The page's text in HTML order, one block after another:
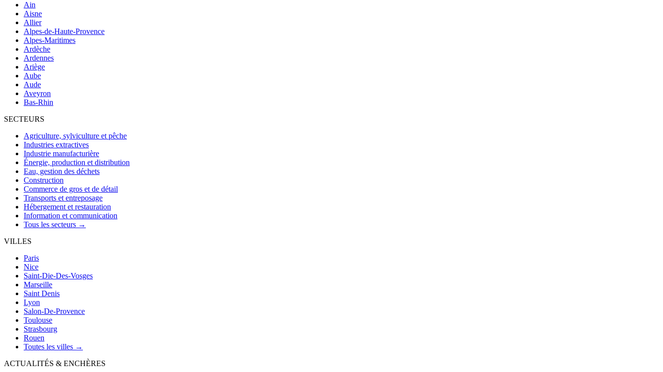
Ain
Aisne
Allier
Alpes-de-Haute-Provence
Alpes-Maritimes
Ardèche
Ardennes
Ariège
Aube
Aude
Aveyron
Bas-Rhin
SECTEURS
Agriculture, sylviculture et pêche
Industries extractives
Industrie manufacturière
Énergie, production et distribution
Eau, gestion des déchets
Construction
Commerce de gros et de détail
Transports et entreposage
Hébergement et restauration
Information et communication
Tous les secteurs →
VILLES
Paris
Nice
Saint-Die-Des-Vosges
Marseille
Saint Denis
Lyon
Salon-De-Provence
Toulouse
Strasbourg
Rouen
Toutes les villes →
ACTUALITÉS & ENCHÈRES